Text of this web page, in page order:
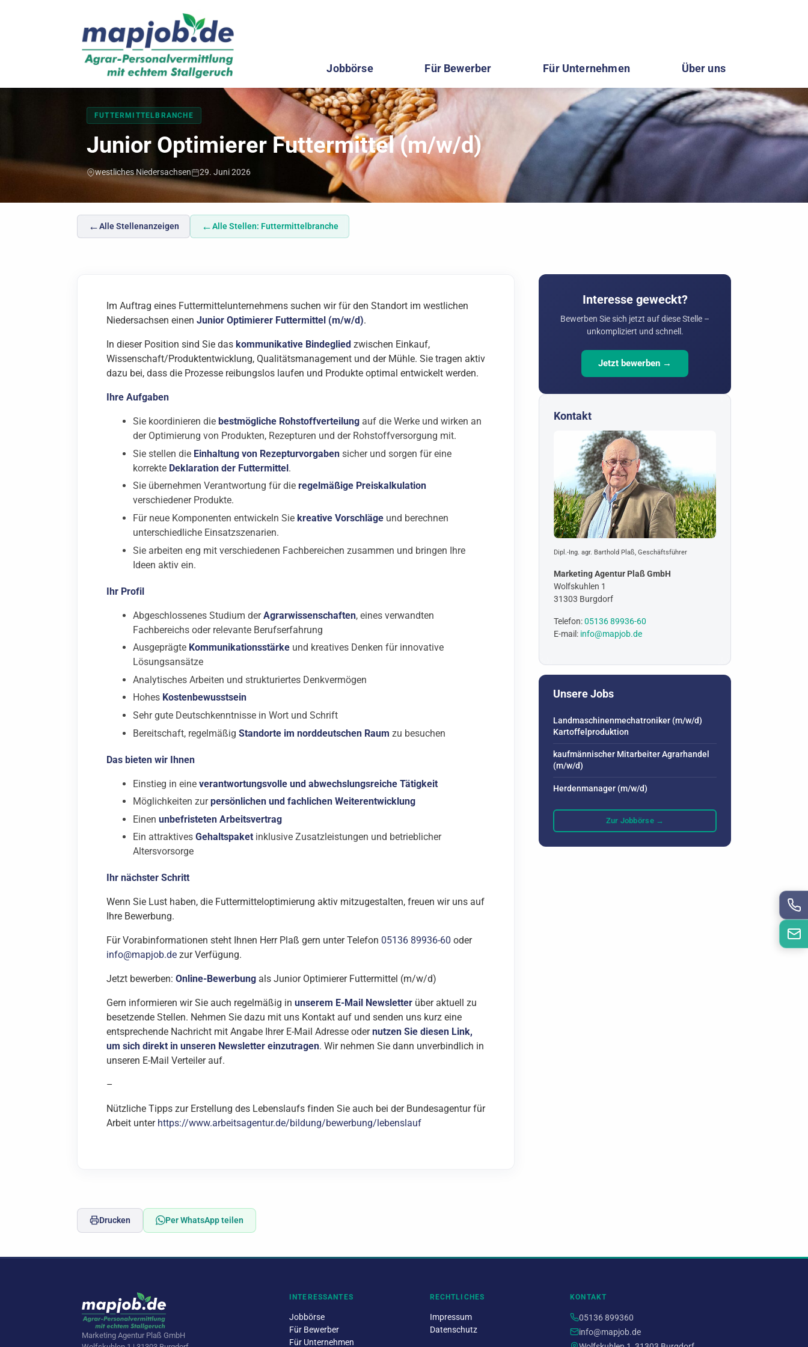
Jobbörse Für Bewerber Für Unternehmen Über uns
FUTTERMITTELBRANCHE
Junior Optimierer Futtermittel (m/w/d)
westliches Niedersachsen 29. Juni 2026
←Alle Stellenanzeigen ←Alle Stellen: Futtermittelbranche
Im Auftrag eines Futtermittelunternehmens suchen wir für den Standort im westlichen
Niedersachsen einen Junior Optimierer Futtermittel (m/w/d).
In dieser Position sind Sie das kommunikative Bindeglied zwischen Einkauf,
Wissenschaft/Produktentwicklung, Qualitätsmanagement und der Mühle. Sie tragen aktiv
dazu bei, dass die Prozesse reibungslos laufen und Produkte optimal entwickelt werden.
Ihre Aufgaben
Sie koordinieren die bestmögliche Rohstoffverteilung auf die Werke und wirken an
der Optimierung von Produkten, Rezepturen und der Rohstoffversorgung mit.
Sie stellen die Einhaltung von Rezepturvorgaben sicher und sorgen für eine
korrekte Deklaration der Futtermittel.
Sie übernehmen Verantwortung für die regelmäßige Preiskalkulation
verschiedener Produkte.
Für neue Komponenten entwickeln Sie kreative Vorschläge und berechnen
unterschiedliche Einsatzszenarien.
Sie arbeiten eng mit verschiedenen Fachbereichen zusammen und bringen Ihre
Ideen aktiv ein.
Ihr Profil
Abgeschlossenes Studium derAgrarwissenschaften, eines verwandten
Fachbereichs oder relevante Berufserfahrung
Ausgeprägte Kommunikationsstärke und kreatives Denken für innovative
Lösungsansätze
Analytisches Arbeiten und strukturiertes Denkvermögen
Hohes Kostenbewusstsein
Sehr gute Deutschkenntnisse in Wort und Schrift
Bereitschaft, regelmäßig Standorte im norddeutschen Raum zu besuchen
Das bieten wir Ihnen
Einstieg in eine verantwortungsvolle und abwechslungsreiche Tätigkeit
Möglichkeiten zurpersönlichen und fachlichen Weiterentwicklung
Einen unbefristeten Arbeitsvertrag
Ein attraktives Gehaltspaket inklusive Zusatzleistungen und betrieblicher
Altersvorsorge
Ihr nächster Schritt
Wenn Sie Lust haben, die Futtermitteloptimierung aktiv mitzugestalten, freuen wir uns auf
Ihre Bewerbung.
Für Vorabinformationen steht Ihnen Herr Plaß gern unter Telefon 05136 89936-60 oder
info@mapjob.de zur Verfügung.
Jetzt bewerben: Online-Bewerbung als Junior Optimierer Futtermittel (m/w/d)
Gern informieren wir Sie auch regelmäßig in unserem E-Mail Newsletter über aktuell zu
besetzende Stellen. Nehmen Sie dazu mit uns Kontakt auf und senden uns kurz eine
entsprechende Nachricht mit Angabe Ihrer E-Mail Adresse odernutzen Sie diesen Link,
um sich direkt in unseren Newsletter einzutragen. Wir nehmen Sie dann unverbindlich in
unseren E-Mail Verteiler auf.
–
Nützliche Tipps zur Erstellung des Lebenslaufs finden Sie auch bei der Bundesagentur für
Arbeit unter https://www.arbeitsagentur.de/bildung/bewerbung/lebenslauf
Interesse geweckt?
Bewerben Sie sich jetzt auf diese Stelle –
unkompliziert und schnell.
Jetzt bewerben →
Kontakt
Dipl.-Ing. agr. Barthold Plaß, Geschäftsführer
Marketing Agentur Plaß GmbH
Wolfskuhlen 1
31303 Burgdorf
Telefon:05136 89936-60
E-mail: info@mapjob.de
Unsere Jobs
Landmaschinenmechatroniker (m/w/d)
Kartoffelproduktion
kaufmännischer Mitarbeiter Agrarhandel
(m/w/d)
Herdenmanager (m/w/d)
Zur Jobbörse →
Drucken Per WhatsApp teilen
Marketing Agentur Plaß GmbH
INTERESSANTES
Jobbörse
Für Bewerber
Für Unternehmen
RECHTLICHES
Impressum
Datenschutz
KONTAKT
05136 899360
info@mapjob.de